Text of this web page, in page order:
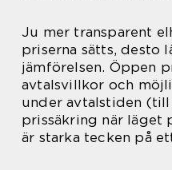
Ju mer transparent
priserna sätts, desto
jämförelsen. Öppen
avtalsvillkor och
under avtalstiden
prissäkring när läget
är starka tecken på